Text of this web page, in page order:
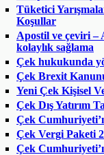
Tüketici
Koşullar
Apostil ve çeviri –
kolaylık sağlama
Çek hukukunda
Çek Brexit
Yeni Çek Kişisel
Çek Dış Yatırım
Çek
Çek Vergi Paketi
Çek